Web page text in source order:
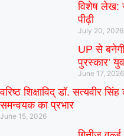
विशेष लेख:
पीढ़ी
July 20, 2026
UP से
पुरस्कार’
June 17, 2026
वरिष्ठ शिक्षाविद् डॉ. सत्यवीर
समन्वयक का प्रभार
June 15, 2026